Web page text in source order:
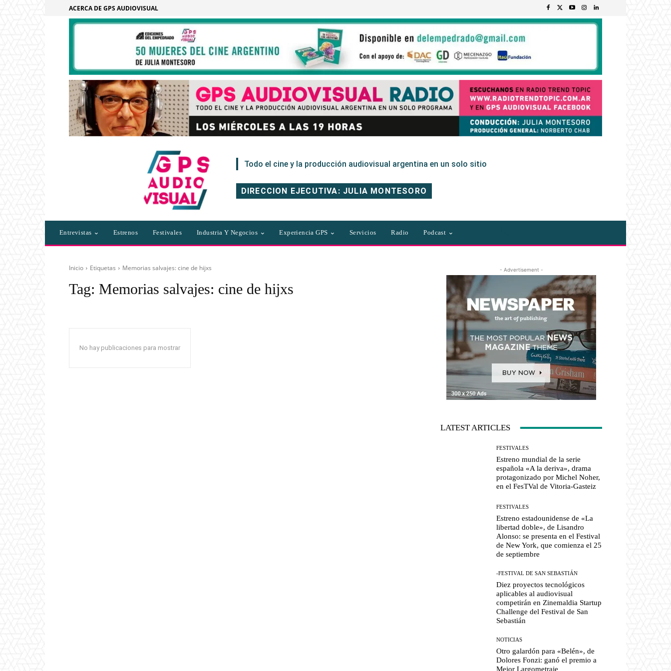
ACERCA DE GPS AUDIOVISUAL
Todo el cine y la producción audiovisual argentina en un solo sitio
DIRECCION EJECUTIVA: JULIA MONTESORO
Entrevistas Estrenos Festivales Industria Y Negocios Experiencia GPS Servicios Radio Podcast
Inicio Etiquetas Memorias salvajes: cine de hijxs
Tag: Memorias salvajes: cine de hijxs
No hay publicaciones para mostrar
- Advertisement -
LATEST ARTICLES
FESTIVALES
Estreno mundial de la serie
española «A la deriva», drama
protagonizado por Michel Noher,
en el FesTVal de Vitoria-Gasteiz
FESTIVALES
Estreno estadounidense de «La
libertad doble», de Lisandro
Alonso: se presenta en el Festival
de New York, que comienza el 25
de septiembre
-FESTIVAL DE SAN SEBASTIÁN
Diez proyectos tecnológicos
aplicables al audiovisual
competirán en Zinemaldia Startup
Challenge del Festival de San
Sebastián
NOTICIAS
Otro galardón para «Belén», de
Dolores Fonzi: ganó el premio a
Mejor Largometraje